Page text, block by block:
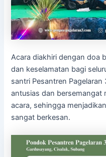
Acara diakhiri dengan doa
dan keselamatan bagi
santri Pesantren
antusias dan bersemangat
acara, sehingga
sangat berkesan.